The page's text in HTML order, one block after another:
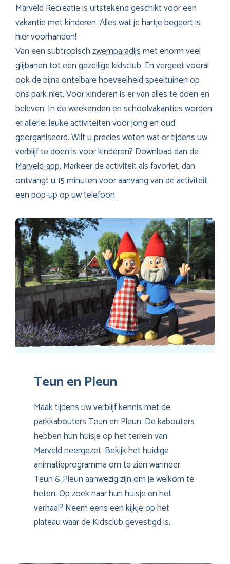
Marveld Recreatie is uitstekend geschikt voor een
vakantie met kinderen.Alles wat je hartje begeert is
hier voorhanden!
Van een subtropischzwemparadijsmet enorm veel
glijbanen tot een gezellige kidsclub. En vergeet vooral
ook de bijna ontelbare hoeveelheid speeltuinen op
ons park niet. Voor kinderen is er van alles te doen en
beleven. In de weekenden en schoolvakanties worden
er allerlei leuke activiteiten voor jong en oud
georganiseerd. Wilt u precies weten wat er tijdens uw
verblijf te doen is voor kinderen? Download dan de
Marveld-app. Markeer de activiteit als favoriet, dan
ontvangt u 15 minuten voor aanvang van de activiteit
een pop-up op uw telefoon.
Teun en Pleun
Maak tijdens uw verblijf kennis met de
parkkaboutersTeun en Pleun. De kabouters
hebben hun huisje op het terrein van
Marveld neergezet. Bekijk het huidige
animatieprogramma om te zien wanneer
Teun & Pleun aanwezig zijn om je welkom te
heten. Op zoek naar hun huisje en het
verhaal? Neem eens een kijkje op het
plateau waar de Kidsclub gevestigd is.